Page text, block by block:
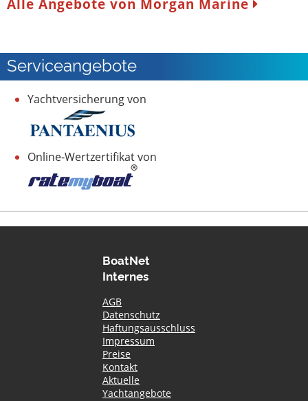
Alle Angebote von Morgan Marine
Serviceangebote
Yachtversicherung von
Online-Wertzertifikat von
BoatNet
Internes
AGB
Datenschutz
Haftungsausschluss
Impressum
Preise
Kontakt
Aktuelle
Yachtangebote